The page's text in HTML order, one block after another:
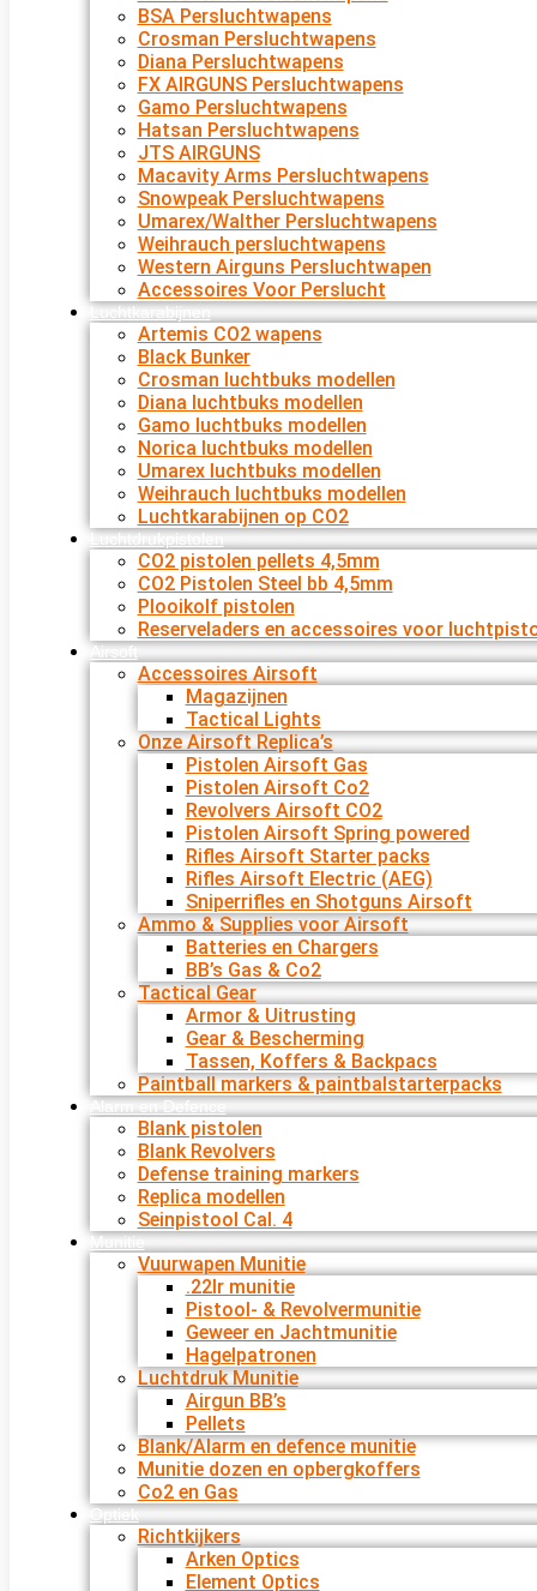
BSA Persluchtwapens
Crosman Persluchtwapens
Diana Persluchtwapens
FX AIRGUNS Persluchtwapens
Gamo Persluchtwapens
Hatsan Persluchtwapens
JTS AIRGUNS
Macavity Arms Persluchtwapens
Snowpeak Persluchtwapens
Umarex/Walther Persluchtwapens
Weihrauch persluchtwapens
Western Airguns Persluchtwapen
Accessoires Voor Perslucht
Luchtkarabijnen
Artemis CO2 wapens
Black Bunker
Crosman luchtbuks modellen
Diana luchtbuks modellen
Gamo luchtbuks modellen
Norica luchtbuks modellen
Umarex luchtbuks modellen
Weihrauch luchtbuks modellen
Luchtkarabijnen op CO2
Luchtdrukpistolen
CO2 pistolen pellets 4,5mm
CO2 Pistolen Steel bb 4,5mm
Plooikolf pistolen
Reserveladers en accessoires voor
Airsoft
Accessoires Airsoft
Magazijnen
Tactical Lights
Onze Airsoft Replica’s
Pistolen Airsoft Gas
Pistolen Airsoft Co2
Revolvers Airsoft CO2
Pistolen Airsoft Spring powered
Rifles Airsoft Starter packs
Rifles Airsoft Electric (AEG)
Sniperrifles en Shotguns Airsoft
Ammo & Supplies voor Airsoft
Batteries en Chargers
BB’s Gas & Co2
Tactical Gear
Armor & Uitrusting
Gear & Bescherming
Tassen, Koffers & Backpacs
Paintball markers & paintbalstarterpacks
Alarm en Defence
Blank pistolen
Blank Revolvers
Defense training markers
Replica modellen
Seinpistool Cal. 4
Munitie
Vuurwapen Munitie
.22lr munitie
Pistool- & Revolvermunitie
Geweer en Jachtmunitie
Hagelpatronen
Luchtdruk Munitie
Airgun BB’s
Pellets
Blank/Alarm en defence munitie
Munitie dozen en opbergkoffers
Co2 en Gas
Optiek
Richtkijkers
Arken Optics
Element Optics